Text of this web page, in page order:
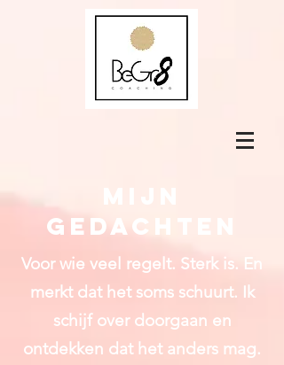
Mijn
gedachten
Voor wie veel regelt. Sterk is. En
merkt dat het soms schuurt. Ik
schijf over doorgaan en
ontdekken dat het anders mag.